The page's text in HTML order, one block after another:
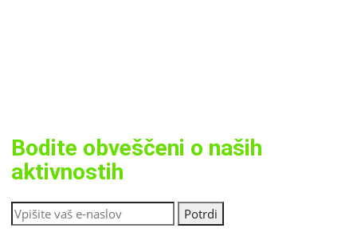
Bodite obveščeni o naših
aktivnostih